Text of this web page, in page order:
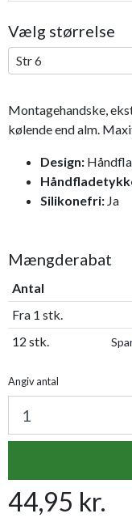
Vælg størrelse
Str 6
Montagehandske,
kølende end alm.
Design:
Silikonefri: Ja
Mængderabat
Antal
Fra 1 stk.
12 stk.
Angiv antal
44,95 kr.